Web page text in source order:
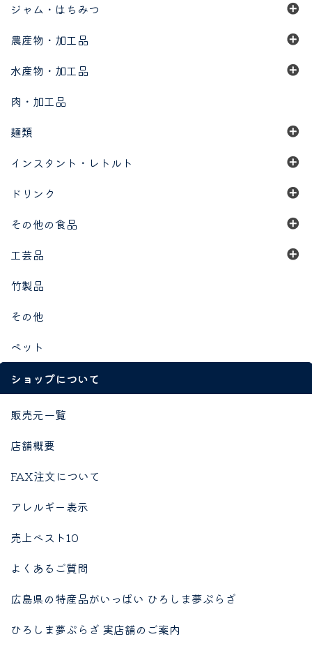
ジャム・はちみつ
農産物・加工品
水産物・加工品
肉・加工品
麺類
インスタント・レトルト
ドリンク
その他の食品
工芸品
竹製品
その他
ペット
ショップについて
販売元一覧
店舗概要
FAX注文について
アレルギー表示
売上ベスト10
よくあるご質問
広島県の特産品がいっぱい ひろしま夢ぷらざ
ひろしま夢ぷらざ 実店舗のご案内